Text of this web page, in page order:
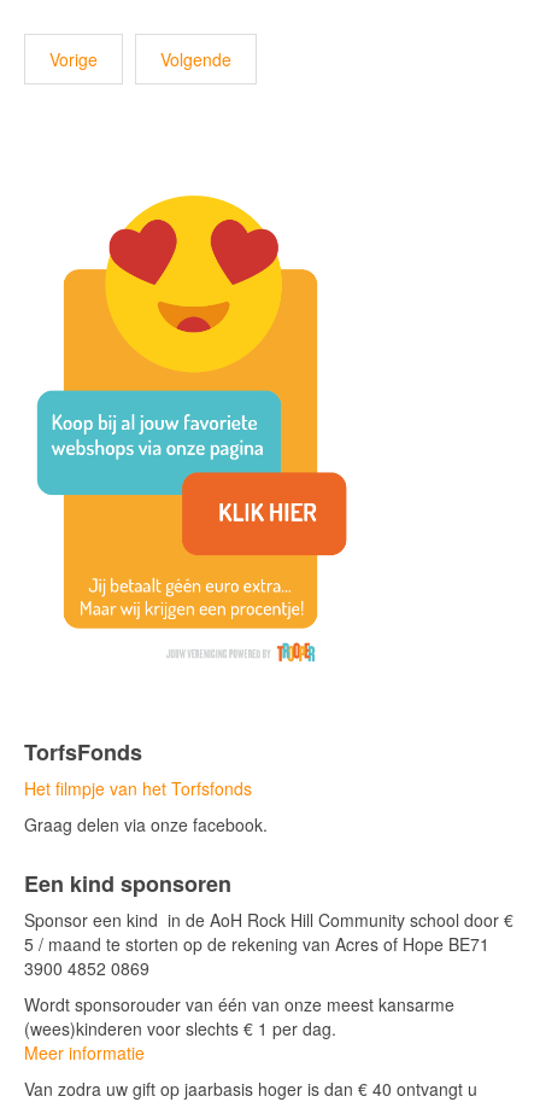
Vorige Volgende
TorfsFonds
Het filmpje van het Torfsfonds
Graag delen via onze facebook.
Een kind sponsoren
Sponsor een kind in de AoH Rock Hill Community school door €
5 / maand te storten op de rekening van Acres of Hope BE71
3900 4852 0869
Wordt sponsorouder van één van onze meest kansarme
(wees)kinderen voor slechts € 1 per dag.
Meer informatie
Van zodra uw gift op jaarbasis hoger is dan € 40 ontvangt u